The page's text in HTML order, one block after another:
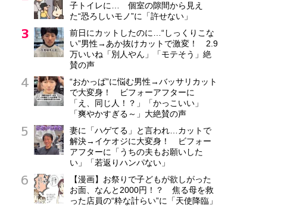
子トイレに… 個室の隙間から見え
た“恐ろしいモノ”に「許せない」
前日にカットしたのに…“しっくりこな
い”男性→あか抜けカットで激変！ 2.9
万いいね「別人やん」「モテそう」絶
賛の声
“おかっぱ”に悩む男性→バッサリカット
で大変身！ ビフォーアフターに
「え、同じ人！？」「かっこいい」
「爽やかすぎる～」大絶賛の声
妻に「ハゲてる」と言われ…カットで
解決→イケオジに大変身！ ビフォー
アフターに「うちの夫もお願いした
い」「若返りハンパない」
【漫画】お祭りで子どもが欲しがった
お面、なんと2000円！？ 焦る母を救
った店員の“粋な計らい”に「天使降臨」